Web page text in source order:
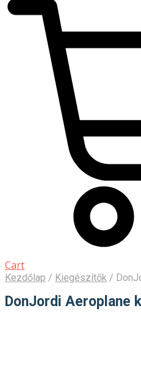
Cart
Kezdőlap / Kiegészítők /
DonJordi Aeroplane